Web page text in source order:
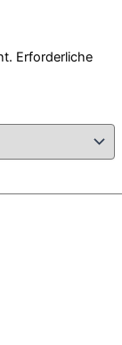
Erforderliche